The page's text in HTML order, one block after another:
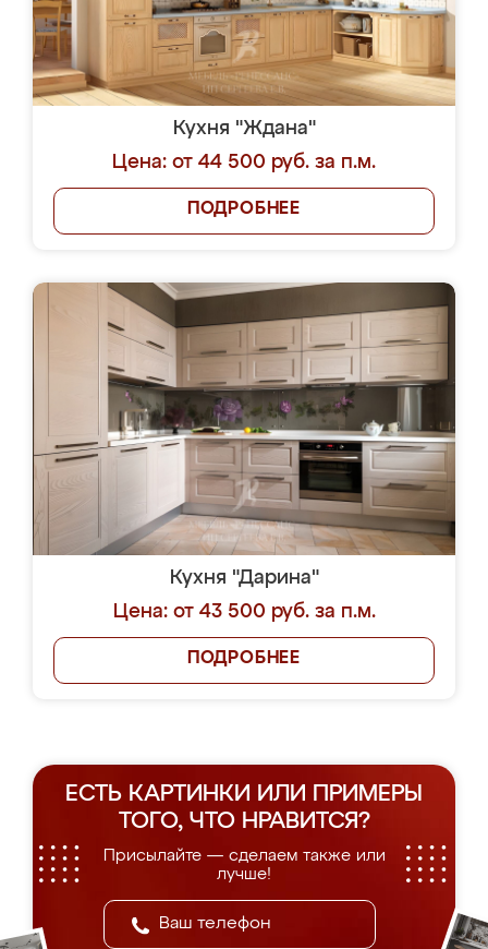
Кухня "Ждана"
Цена: от 44 500 руб. за п.м.
ПОДРОБНЕЕ
Кухня "Дарина"
Цена: от 43 500 руб. за п.м.
ПОДРОБНЕЕ
ЕСТЬ КАРТИНКИ ИЛИ ПРИМЕРЫ
ТОГО, ЧТО НРАВИТСЯ?
Присылайте — сделаем также или
лучше!